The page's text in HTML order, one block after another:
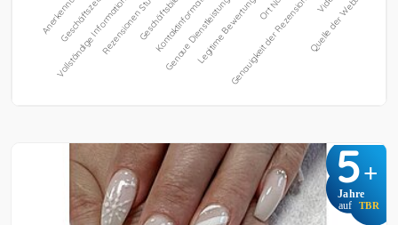
5+
Jahre
auf TBR